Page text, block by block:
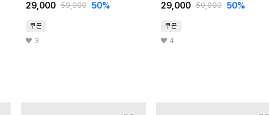
29,000 59,000 50%
쿠폰
3
29,000 59,000 50%
쿠폰
4